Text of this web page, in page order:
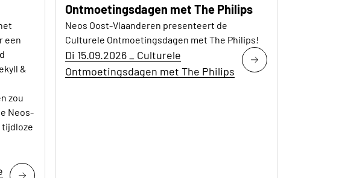
een
&
zou
Neos-
tijdloze
Ontmoetingsdagen met The Philips
Neos Oost-Vlaanderen presenteert de
Culturele Ontmoetingsdagen met The Philips!
Di 15.09.2026 _ Culturele
Ontmoetingsdagen met The Philips